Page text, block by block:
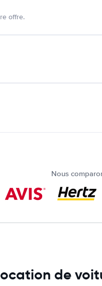
offre.
Nous
de